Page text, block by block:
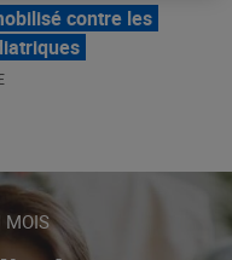
E.LECLERC ET
- La nouvelle revue de
Marque Repère
MOIS